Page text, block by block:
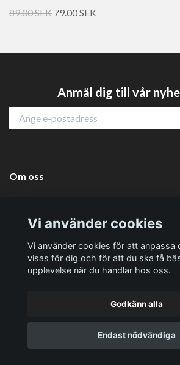
89.00 SEK 79.00 SEK
Anmäl dig till vår
Om oss
Sociala medier
© 2026 Västernäs
Vi använder cookies
Vi använder cookies för att anpassa
visas för dig och för att du ska få
upplevelse när du handlar hos oss.
Godkänn alla
Endast nödvändiga